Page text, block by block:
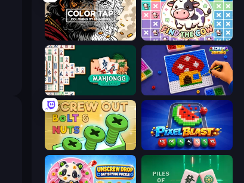
Color Tap: Coloring by Numbers Find The Cow
Mahjongg Solitaire Screw Sorting
Screw Out: Bolts and Nuts Pixel Blast